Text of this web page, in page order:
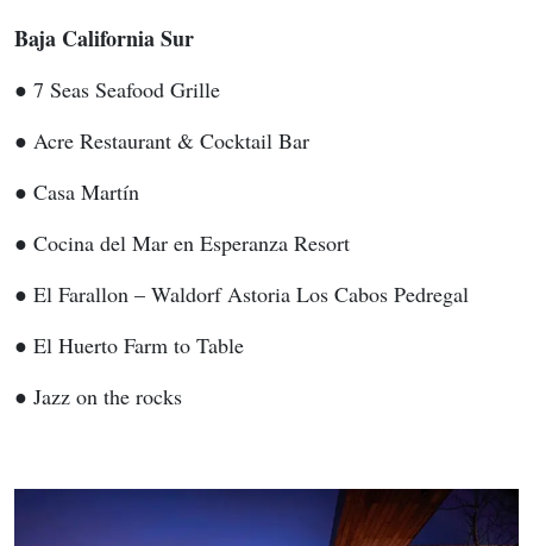
Baja California Sur
● 7 Seas Seafood Grille
● Acre Restaurant & Cocktail Bar
● Casa Martín
● Cocina del Mar en Esperanza Resort
● El Farallon – Waldorf Astoria Los Cabos Pedregal
● El Huerto Farm to Table
● Jazz on the rocks